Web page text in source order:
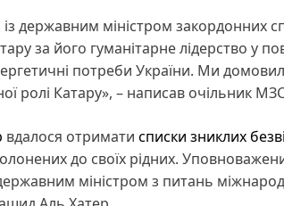
із державним міністром закордонних
за його гуманітарне лідерство у
потреби України. Ми
ролі Катару», – написав очільник
вдалося отримати списки зниклих
до своїх рідних.
міністром з питань